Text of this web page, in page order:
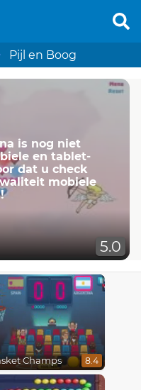
Pijl en Boog
is nog niet
en tablet-
dat u check
mobiele
5.0
Champs 8.4